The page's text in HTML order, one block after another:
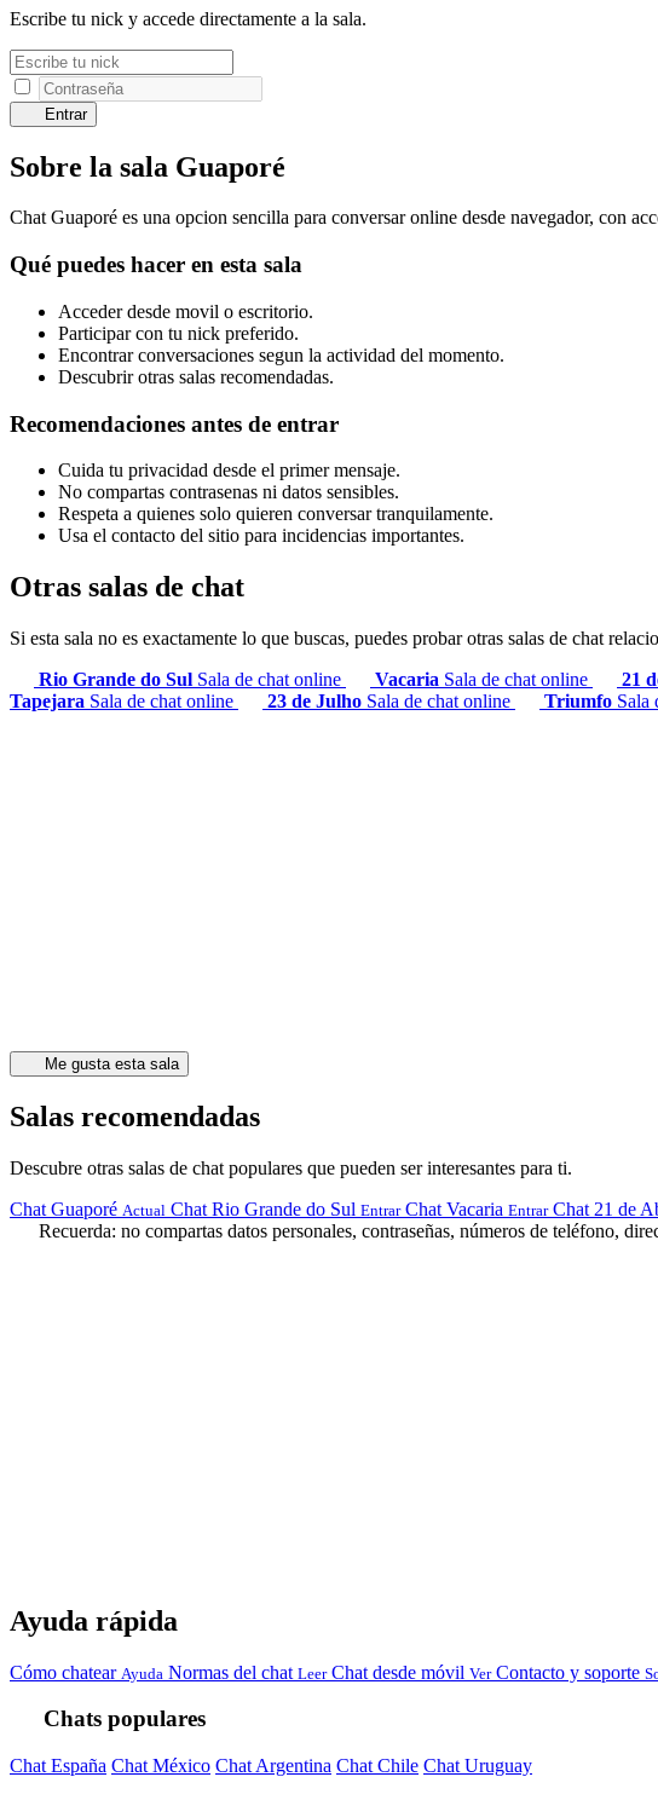
Escribe tu nick y accede directamente a la sala.
Entrar
Sobre la sala Guaporé
Chat Guaporé es una opcion sencilla para conversar online desde navegador, con
Qué puedes hacer en esta sala
Acceder desde movil o escritorio.
Participar con tu nick preferido.
Encontrar conversaciones segun la actividad del momento.
Descubrir otras salas recomendadas.
Recomendaciones antes de entrar
Cuida tu privacidad desde el primer mensaje.
No compartas contrasenas ni datos sensibles.
Respeta a quienes solo quieren conversar tranquilamente.
Usa el contacto del sitio para incidencias importantes.
Otras salas de chat
Si esta sala no es exactamente lo que buscas, puedes probar otras salas de chat
Rio Grande do Sul Sala de chat online Vacaria Sala de chat online 21
Tapejara Sala de chat online 23 de Julho Sala de chat online Triumfo Sala
Me gusta esta sala
Salas recomendadas
Descubre otras salas de chat populares que pueden ser interesantes para ti.
Chat Guaporé Actual Chat Rio Grande do Sul Entrar Chat Vacaria Entrar Chat 21 de
Recuerda: no compartas datos personales, contraseñas, números de teléfono,
Ayuda rápida
Cómo chatear Ayuda Normas del chat Leer Chat desde móvil Ver Contacto y soporte
Chats populares
Chat España Chat México Chat Argentina Chat Chile Chat Uruguay